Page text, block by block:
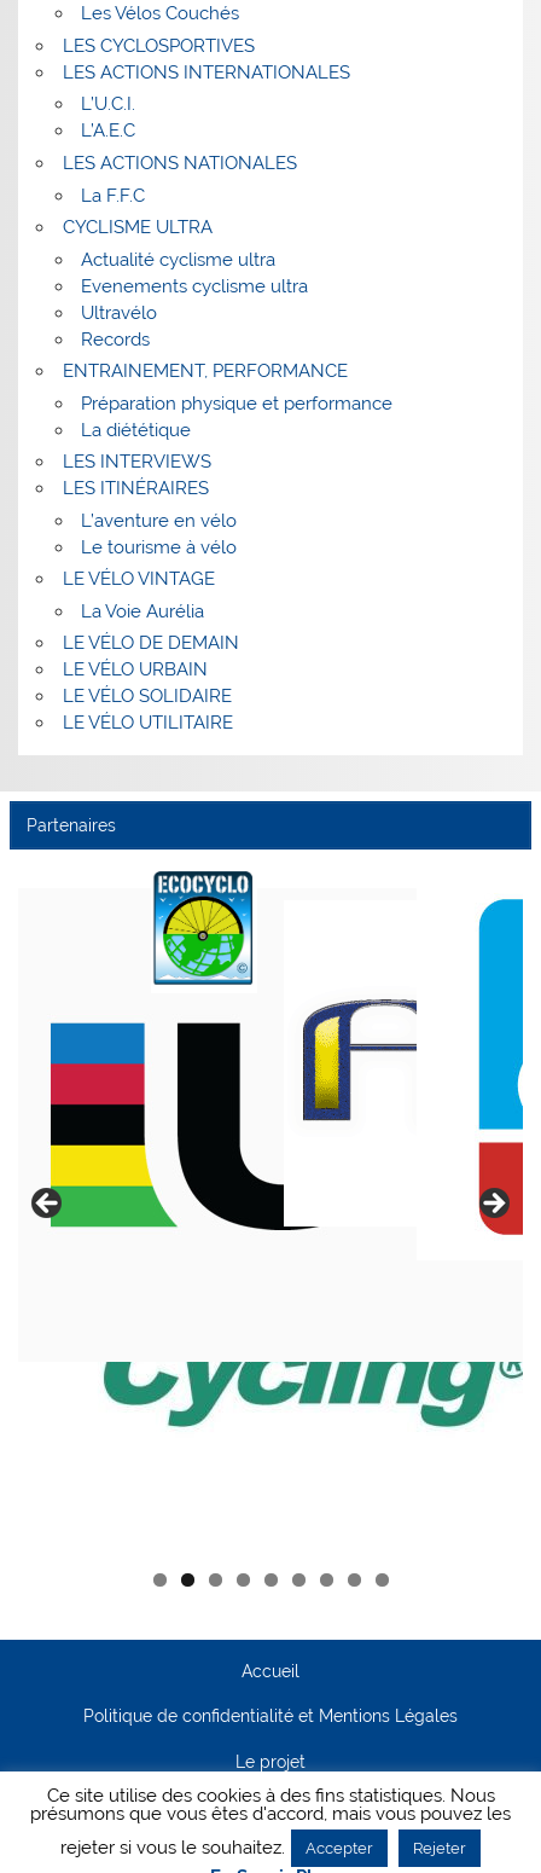
Les Vélos Couchés
LES CYCLOSPORTIVES
LES ACTIONS INTERNATIONALES
L’U.C.I.
L’A.E.C
LES ACTIONS NATIONALES
La F.F.C
CYCLISME ULTRA
Actualité cyclisme ultra
Evenements cyclisme ultra
Ultravélo
Records
ENTRAINEMENT, PERFORMANCE
Préparation physique et performance
La diététique
LES INTERVIEWS
LES ITINÉRAIRES
L’aventure en vélo
Le tourisme à vélo
LE VÉLO VINTAGE
La Voie Aurélia
LE VÉLO DE DEMAIN
LE VÉLO URBAIN
LE VÉLO SOLIDAIRE
LE VÉLO UTILITAIRE
Partenaires
Accueil
Politique de confidentialité et Mentions Légales
Le projet
Contact
Ce site utilise des cookies à des fins statistiques. Nous
présumons que vous êtes d'accord, mais vous pouvez les
rejeter si vous le souhaitez.
Accepter Rejeter